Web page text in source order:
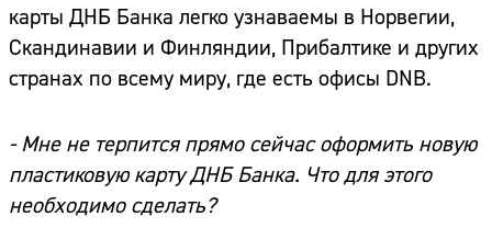
карты ДНБ Банка легко узнаваемы в Норвегии,
Скандинавии и Финляндии, Прибалтике и других
странах по всему миру, где есть офисы DNB.
- Мне не терпится прямо сейчас оформить новую
пластиковую карту ДНБ Банка. Что для этого
необходимо сделать?